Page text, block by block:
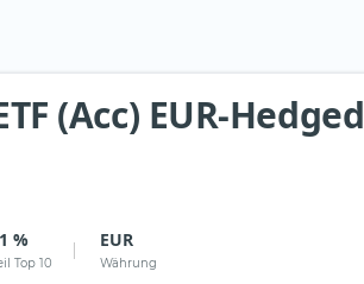
(Acc) EUR-Hedged
%
Top 10
EUR
Währung